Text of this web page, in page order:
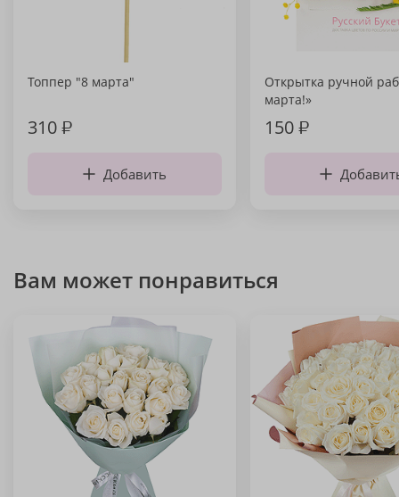
Топпер "8 марта"
310₽
Добавить
Открытка ручной
марта!»
150₽
Вам может понравиться